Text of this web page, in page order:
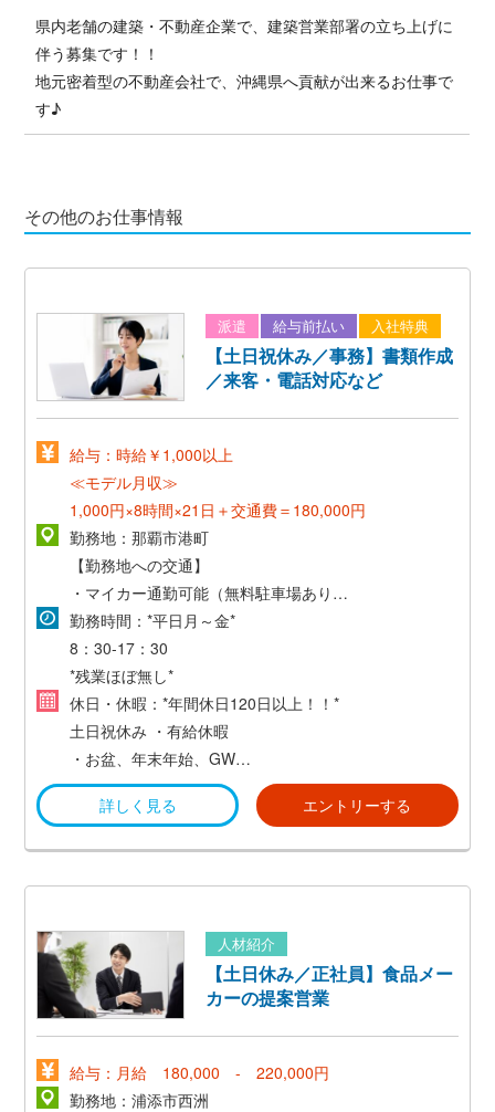
県内老舗の建築・不動産企業で、建築営業部署の立ち上げに
伴う募集です！！
地元密着型の不動産会社で、沖縄県へ貢献が出来るお仕事で
す♪
その他のお仕事情報
派遣 給与前払い 入社特典
【土日祝休み／事務】書類作成
／来客・電話対応など
給与：時給￥1,000以上
≪モデル月収≫
1,000円×8時間×21日＋交通費＝180,000円
勤務地：那覇市港町
【勤務地への交通】
・マイカー通勤可能（無料駐車場あり）
・交通費支給（当社規定有）
勤務時間：*平日月～金*
8：30-17：30
*残業ほぼ無し*
休日・休暇：*年間休日120日以上！！*
土日祝休み ・有給休暇
・お盆、年末年始、GW
など
詳しく見る
エントリーする
人材紹介
【土日休み／正社員】食品メー
カーの提案営業
給与：月給 180,000 - 220,000円
勤務地：浦添市西洲